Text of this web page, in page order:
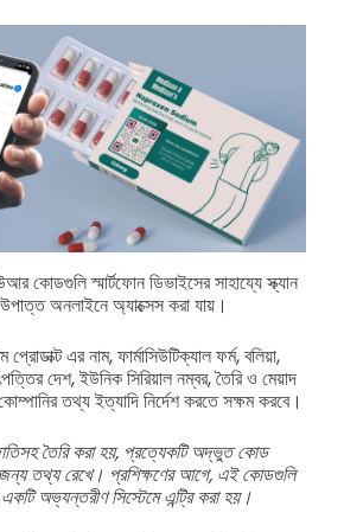
কোডগুলি স্মার্টফোন ডিভাইসের সাহায্যে স্ক্যান
অনলাইনে অ্যাক্সেস করা যায়।
এর নাম, ফার্মাসিউটিক্যাল ফর্ম, বলিয়া,
দেশ, ইউনিক সিরিয়াল নম্বর, তৈরি ও মেয়াদ
তথ্য ইত্যাদি নির্দেশ করতে সক্ষম করবে।
তৈরি করা হয়, প্রত্যেকটি অদ্ভুত কোড
জন্য তথ্য রেখে। প্রশিক্ষণের আগে, এই কোডগুলি
অভ্যন্তরীণ সিস্টেমে এন্ট্রি করা হয়।